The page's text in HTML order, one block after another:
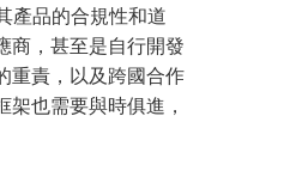
產品的合規性和道
商，甚至是自行開發
重責，以及跨國合作
也需要與時俱進，